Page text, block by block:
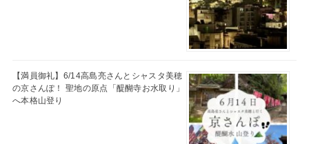
【満員御礼】6/14高島亮さんとシャスタ美穂
の京さんぽ！ 聖地の原点「醍醐寺お水取り」
へ本格山登り